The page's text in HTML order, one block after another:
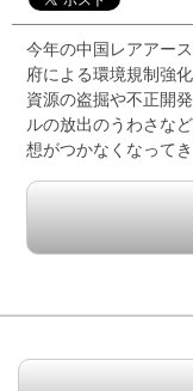
今年の中国レアアー
府による環境規制強
資源の盗掘や不正開
ルの放出のうわさな
想がつかなくなってき